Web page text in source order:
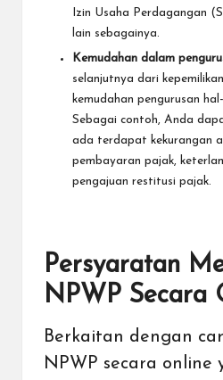
Izin Usaha Perdagangan
lain sebagainya.
Kemudahan dalam
selanjutnya dari
kemudahan pengurusan
Sebagai contoh, Anda
ada terdapat kekurangan
pembayaran pajak,
pengajuan restitusi pajak.
Persyaratan
NPWP Secara
Berkaitan dengan
NPWP secara online